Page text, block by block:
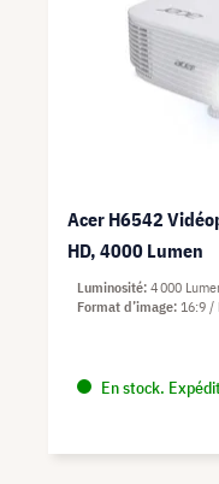
Acer H6542
HD, 4000 Lumen
En stock.
Luminosité 4 000
Format d’image 16:9